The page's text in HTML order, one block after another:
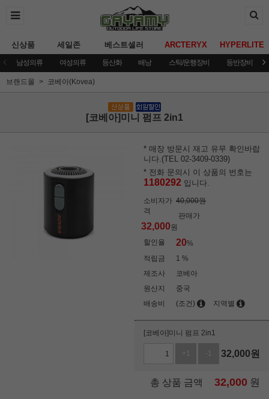
신상품 세일존 베스트셀러 ARCTERYX HYPERLITE
남성의류 여성의류 등산화 배낭 스틱/운행장비 등반장비
브랜드몰 코베아(Kovea)
[코베아]미니 펌프 2in1
* 매장 방문시 재고 유무 확인바랍
니다.(TEL 02-3409-0339)
* 전화 문의시 이 상품의 번호는
1180292 입니다.
소비자가
격
40,000원
판매가
32,000원
할인율
20%
적립금
1 %
제조사
코베아
원산지
중국
배송비
(조건) 지역별
[코베아]미니 펌프 2in1
+1 -1 32,000원
총 상품 금액 32,000 원